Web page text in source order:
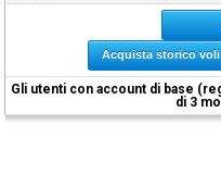
Acquista storico
Gli utenti con account di base
di 3